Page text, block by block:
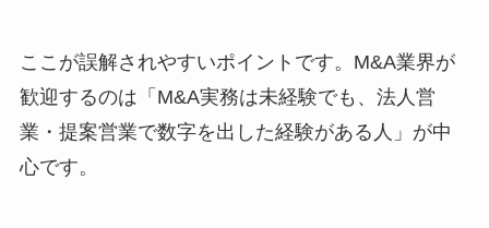
ここが誤解されやすいポイントです。M&A業界が
歓迎するのは「M&A実務は未経験でも、法人営
業・提案営業で数字を出した経験がある人」が中
心です。